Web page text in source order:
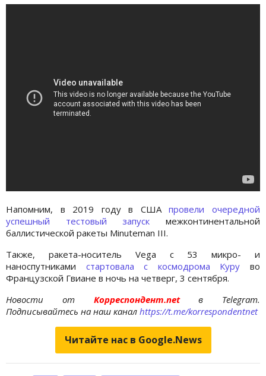
Напомним, в 2019 году в СШАпровели очередной
успешный тестовый запуск межконтинентальной
баллистической ракеты Minuteman III.
Также, ракета-носитель Vega с 53 микро- и
наноспутниками стартовала с космодрома Куру во
Французской Гвиане в ночь на четверг, 3 сентября.
Новости отКорреспондент.netв Telegram.
Подписывайтесь на наш канал https://t.me/korrespondentnet
Читайте нас в Google.News